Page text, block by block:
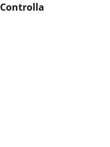
Controlla